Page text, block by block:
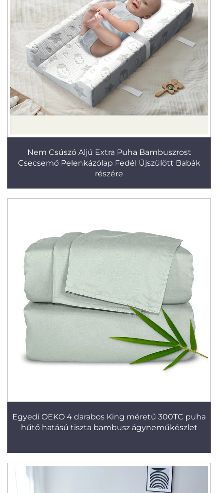
Nem Csúszó Aljú Extra Puha Bambuszrost
Csecsemő Pelenkázólap Fedél Újszülött Babák
részére
Egyedi OEKO 4 darabos King méretű 300TC puha
hűtő hatású tiszta bambusz ágyneműkészlet